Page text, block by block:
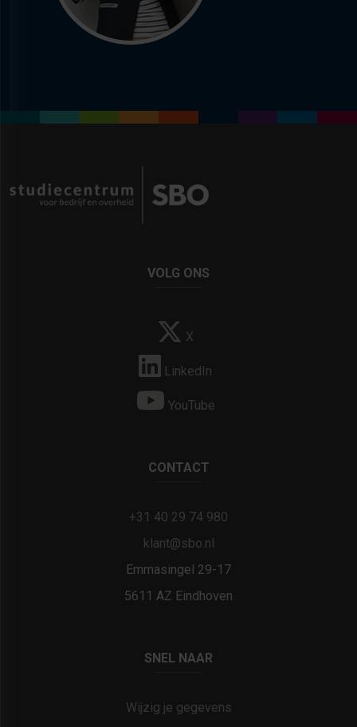
VOLG ONS
X
LinkedIn
YouTube
CONTACT
+31 40 29 74 980
klant@sbo.nl
Emmasingel 29-17
5611 AZ Eindhoven
SNEL NAAR
Wijzig je gegevens